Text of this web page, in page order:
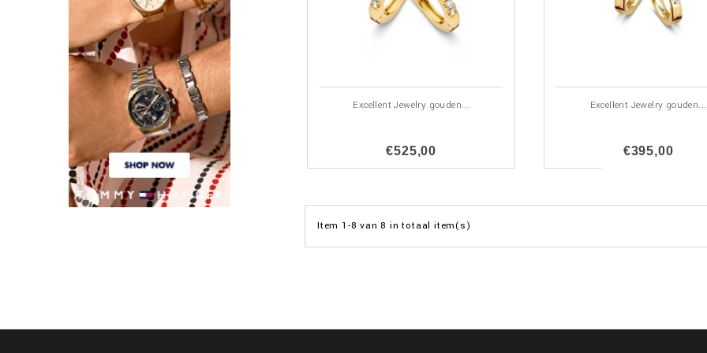
Excellent Jewelry gouden...
€525,00
Excellent Jewelry gouden...
€395,00
Item 1-8 van 8 in totaal item(s)